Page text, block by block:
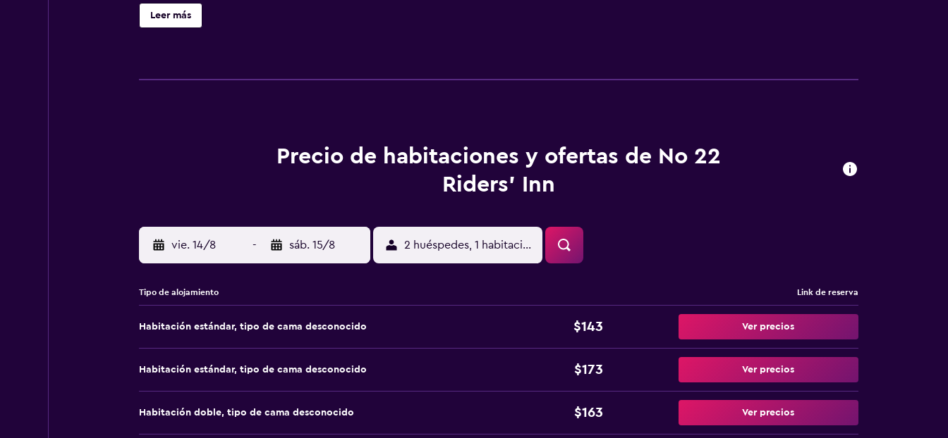
wifi gratis. Se ofrece servicio de limpieza todos los días y es posible solicitar tabla de planchar con plancha. Los servicios de ocio y
esparcimiento en este hotel incluyen piscina al aire libre de temporada. Se pueden practicar las actividades de ocio y esparcimiento que se
Leer más
Precio de habitaciones y ofertas de No 22
Riders' Inn
vie. 14/8 - sáb. 15/8 2 huéspedes, 1 habitación
Tipo de alojamiento Link de reserva
Habitación estándar, tipo de cama desconocido $143 Ver precios
Habitación estándar, tipo de cama desconocido $173 Ver precios
Habitación doble, tipo de cama desconocido $163 Ver precios